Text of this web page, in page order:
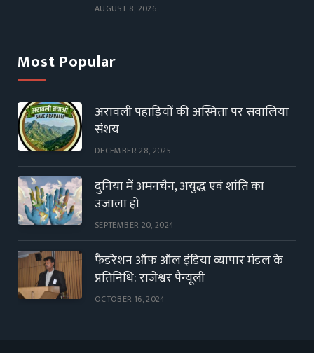
AUGUST 8, 2026
Most Popular
अरावली पहाड़ियों की अस्मिता पर सवालिया
संशय
DECEMBER 28, 2025
दुनिया में अमनचैन, अयुद्ध एवं शांति का
उजाला हो
SEPTEMBER 20, 2024
फैडरेशन ऑफ ऑल इंडिया व्यापार मंडल के
प्रतिनिधि: राजेश्वर पैन्यूली
OCTOBER 16, 2024